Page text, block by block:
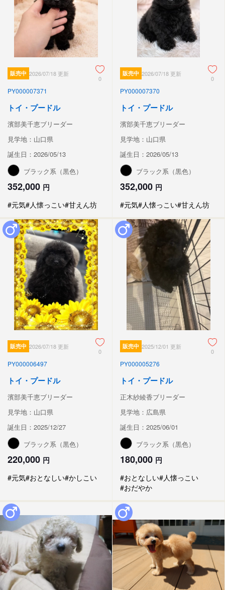
販売中 2026/07/18 更新
0
PY000007371
トイ・プードル
濱部美千恵ブリーダー
見学地：山口県
誕生日：2026/05/13
ブラック系（黒色）
352,000 円
#元気#人懐っこい#甘えん坊
販売中 2026/07/18 更新
0
PY000007370
トイ・プードル
濱部美千恵ブリーダー
見学地：山口県
誕生日：2026/05/13
ブラック系（黒色）
352,000 円
#元気#人懐っこい#甘えん坊
販売中 2026/07/18 更新
0
PY000006497
トイ・プードル
濱部美千恵ブリーダー
見学地：山口県
誕生日：2025/12/27
ブラック系（黒色）
220,000 円
#元気#おとなしい#かしこい
販売中 2025/12/01 更新
0
PY000005276
トイ・プードル
正木紗綾香ブリーダー
見学地：広島県
誕生日：2025/06/01
ブラック系（黒色）
180,000 円
#おとなしい#人懐っこい
#おだやか